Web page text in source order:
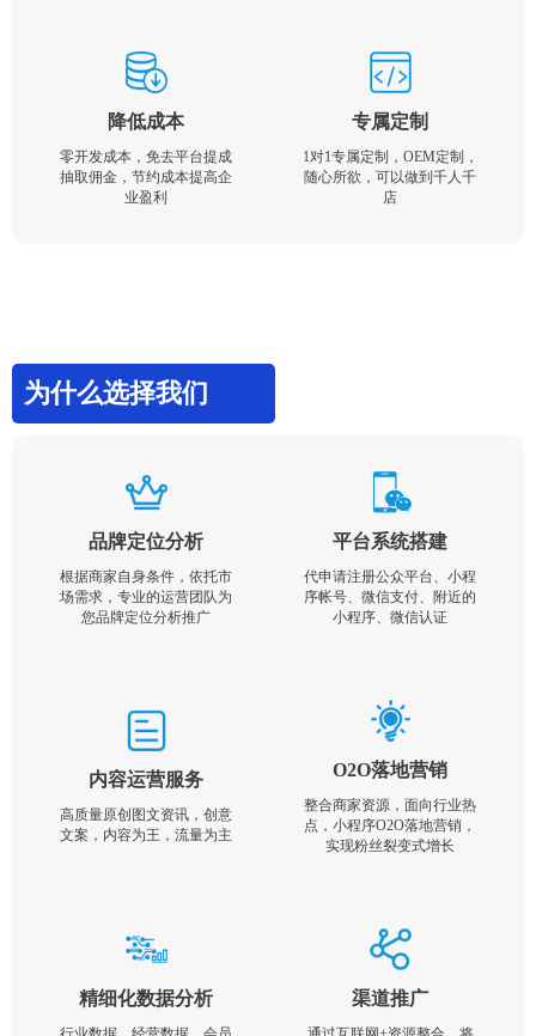
降低成本
零开发成本，免去平台提成
抽取佣金，节约成本提高企
业盈利
专属定制
1对1专属定制，OEM定制，
随心所欲，可以做到千人千
店
为什么选择我们
品牌定位分析
根据商家自身条件，依托市
场需求，专业的运营团队为
您品牌定位分析推广
平台系统搭建
代申请注册公众平台、小程
序帐号、微信支付、附近的
小程序、微信认证
内容运营服务
高质量原创图文资讯，创意
文案，内容为王，流量为主
O2O落地营销
整合商家资源，面向行业热
点，小程序O2O落地营销，
实现粉丝裂变式增长
精细化数据分析 渠道推广